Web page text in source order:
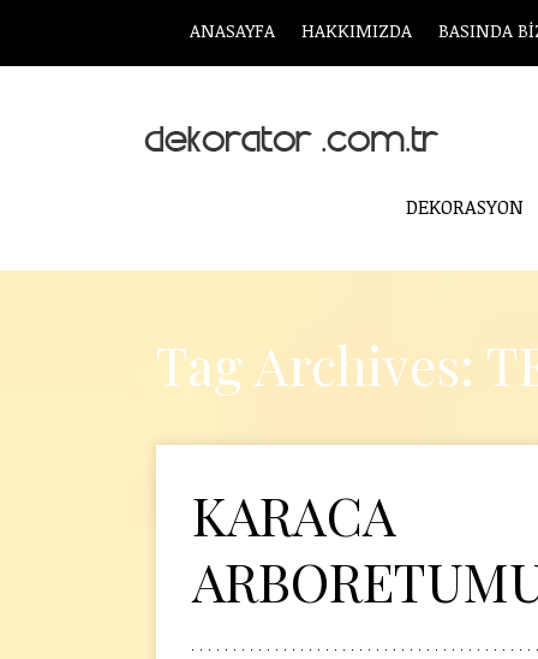
ANASAYFA HAKKIMIZDA BASINDA
DEKORASYON
Tag Archives:
KARACA